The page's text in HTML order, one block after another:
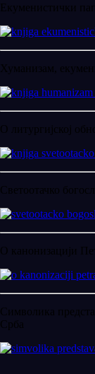
Екуменистички
Хуманизам,
О литургијској
Светоотачко
О канонизацији
Символика
Срба